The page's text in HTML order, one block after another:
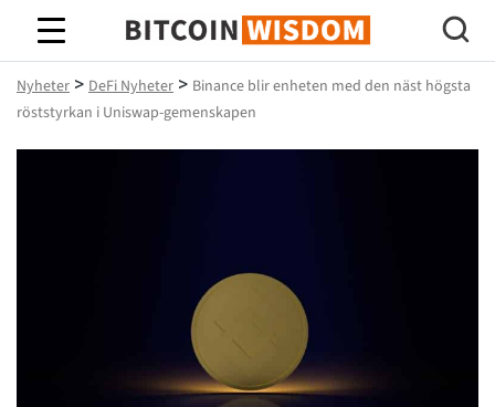
Bitcoin Wisdom
Nyheter > DeFi Nyheter > Binance blir enheten med den näst högsta
röststyrkan i Uniswap-gemenskapen